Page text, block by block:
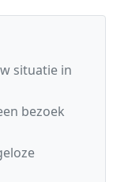
situatie in
bezoek